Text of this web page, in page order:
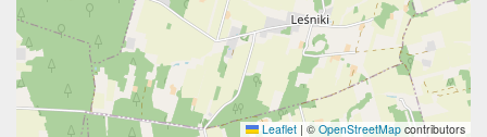
Leaflet | © OpenStreetMap contributors